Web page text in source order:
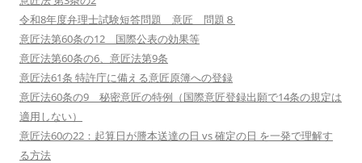
令和8年度弁理士試験短答問題 意匠 問題８
意匠法第60条の12 国際公表の効果等
意匠法第60条の6、意匠法第9条
意匠法61条 特許庁に備える意匠原簿への登録
意匠法60条の9 秘密意匠の特例（国際意匠登録出願で14条の規定は
適用しない）
意匠法60の22：起算日が謄本送達の日 vs 確定の日 を一発で理解す
る方法